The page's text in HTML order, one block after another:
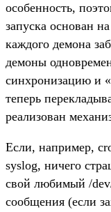
особенность,
запуска основан
каждого демона
демоны
синхронизацию и
теперь
реализован
Если, например,
syslog, ничего
свой любимый /
сообщения (если